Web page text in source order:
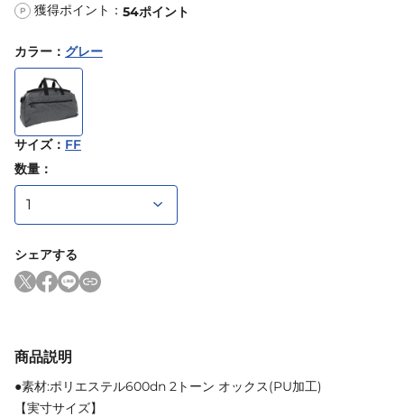
P 獲得ポイント： 54ポイント
カラー ： グレー
サイズ： FF
数量：
シェアする
商品説明
●素材:ポリエステル600dn 2トーン オックス(PU加工)
【実寸サイズ】